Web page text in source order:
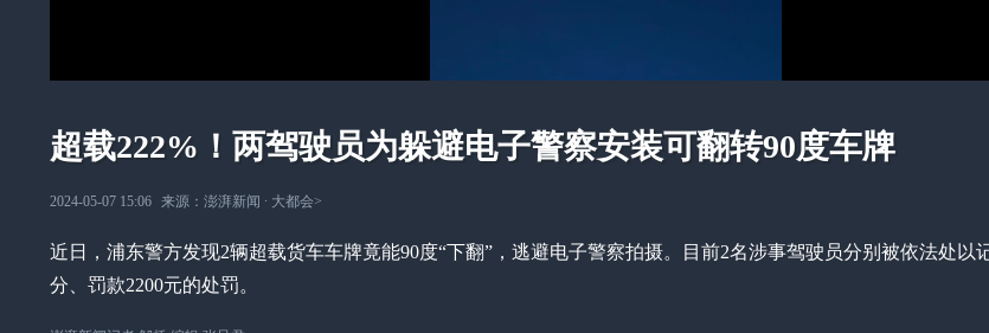
超载222%！两驾驶员为躲避电子警察安装可翻转90度车牌
2024-05-07 15:06 来源： 澎湃新闻 ∙ 大都会>
近日，浦东警方发现2辆超载货车车牌竟能90度“下翻”，逃避电子警察拍摄。目前2名涉事驾驶员分别被依法处以
分、罚款2200元的处罚。